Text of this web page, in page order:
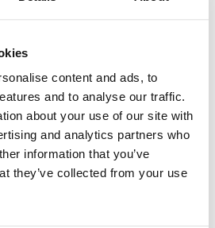
content and ads, to
and to analyse our traffic.
about your use of our site with
and analytics partners who
information that you’ve
they’ve collected from your use
Us
fotades vår nya stol ”Victoria Ghost”
en stylad fotografering arrangerad av
i svala toner med ljusgrå duk och
med en glastallrik. En kombination
vinter. Den nätta stolen som är en
i de flesta miljöer och ger en modern
middag och fest.